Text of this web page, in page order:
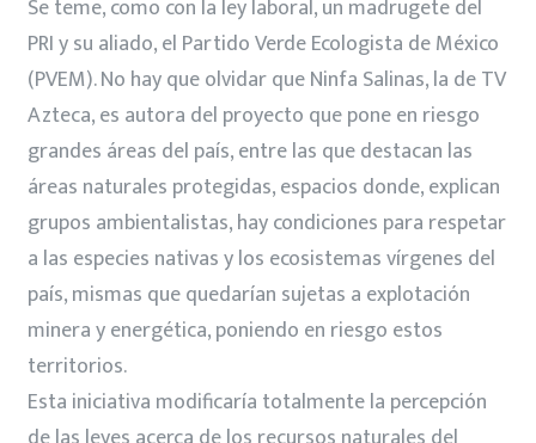
Se teme, como con la ley laboral, un madrugete del
PRI y su aliado, el Partido Verde Ecologista de México
(PVEM). No hay que olvidar que Ninfa Salinas, la de TV
Azteca, es autora del proyecto que pone en riesgo
grandes áreas del país, entre las que destacan las
áreas naturales protegidas, espacios donde, explican
grupos ambientalistas, hay condiciones para respetar
a las especies nativas y los ecosistemas vírgenes del
país, mismas que quedarían sujetas a explotación
minera y energética, poniendo en riesgo estos
territorios.
Esta iniciativa modificaría totalmente la percepción